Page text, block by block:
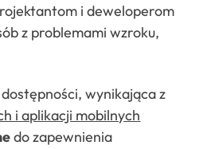
i deweloperom
z problemami wzroku,
wynikająca z
i aplikacji mobilnych
do zapewnienia